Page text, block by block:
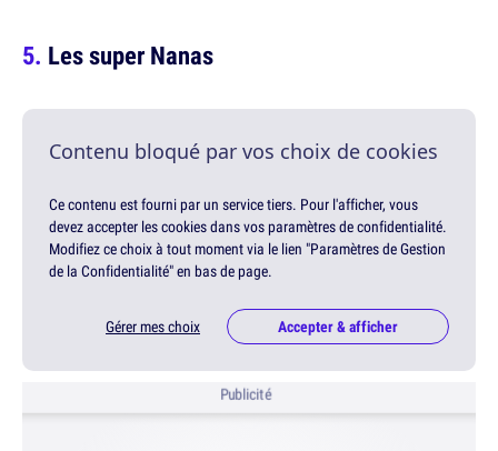
Les super Nanas
Contenu bloqué par vos choix de cookies
Ce contenu est fourni par un service tiers. Pour l'afficher, vous
devez accepter les cookies dans vos paramètres de confidentialité.
Modifiez ce choix à tout moment via le lien "Paramètres de Gestion
de la Confidentialité" en bas de page.
Gérer mes choix Accepter & afficher
Publicité